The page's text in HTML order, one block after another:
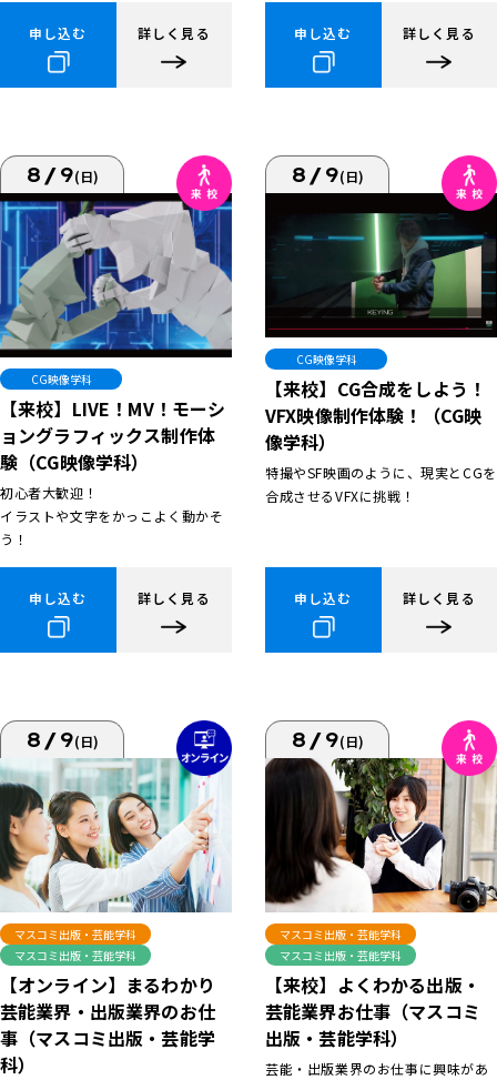
申し込む 詳しく見る 申し込む 詳しく見る
8/9(日)
CG映像学科
【来校】LIVE！MV！モーシ
ョングラフィックス制作体
験（CG映像学科）
初心者大歓迎！
イラストや文字をかっこよく動かそ
う！
申し込む 詳しく見る
8/9(日)
CG映像学科
【来校】CG合成をしよう！
VFX映像制作体験！（CG映
像学科）
特撮やSF映画のように、現実とCGを
合成させるVFXに挑戦！
申し込む 詳しく見る
8/9(日)
マスコミ出版・芸能学科
マスコミ出版・芸能学科
【オンライン】まるわかり
芸能業界・出版業界のお仕
事（マスコミ出版・芸能学
科）
8/9(日)
マスコミ出版・芸能学科
マスコミ出版・芸能学科
【来校】よくわかる出版・
芸能業界お仕事（マスコミ
出版・芸能学科）
芸能・出版業界のお仕事に興味があ